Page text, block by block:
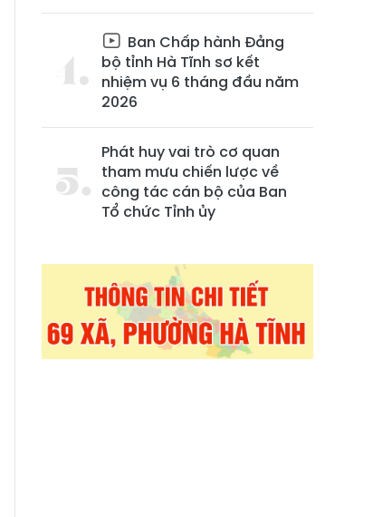
Ban Chấp hành Đảng
bộ tỉnh Hà Tĩnh sơ kết
nhiệm vụ 6 tháng đầu năm
2026
Phát huy vai trò cơ quan
tham mưu chiến lược về
công tác cán bộ của Ban
Tổ chức Tỉnh ủy